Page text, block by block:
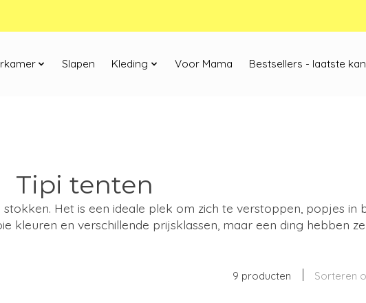
Slapen Kleding Voor Mama Bestsellers - laatste
Tipi tenten
Het is een ideale plek om zich te verstoppen, popjes in
en verschillende prijsklassen, maar een ding hebben
9 producten Sorteren